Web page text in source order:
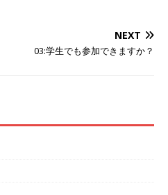
NEXT
03:学生でも参加できますか？